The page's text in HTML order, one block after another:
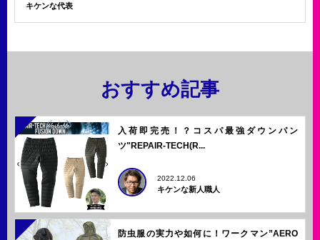
キケンな代表
おすすめ記事
入荷即完売！？コスパ最強ダウンパン
ツ"REPAIR-TECH(R...
2022.12.06
キケンな新人職人
防虫服の実力や如何に！ワークマン”AERO